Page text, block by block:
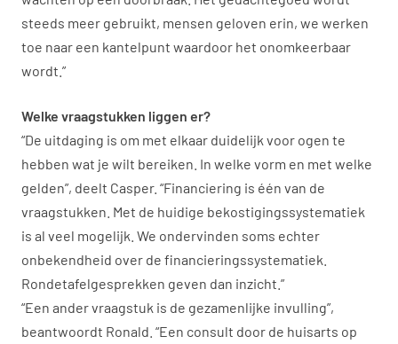
steeds meer gebruikt, mensen geloven erin, we werken
toe naar een kantelpunt waardoor het onomkeerbaar
wordt.”
Welke vraagstukken liggen er?
“De uitdaging is om met elkaar duidelijk voor ogen te
hebben wat je wilt bereiken. In welke vorm en met welke
gelden”, deelt Casper. “Financiering is één van de
vraagstukken. Met de huidige bekostigingssystematiek
is al veel mogelijk. We ondervinden soms echter
onbekendheid over de financieringssystematiek.
Rondetafelgesprekken geven dan inzicht.”
“Een ander vraagstuk is de gezamenlijke invulling”,
beantwoordt Ronald. “Een consult door de huisarts op